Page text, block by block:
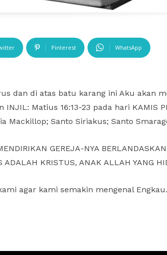
Pinterest WhatsApp
dan di atas batu karang ini Aku akan
Matius 16:13-23 pada hari KAMIS
Mackillop; Santo Siriakus; Santo
GEREJA-NYA
KRISTUS, ANAK ALLAH YANG
agar kami semakin mengenal